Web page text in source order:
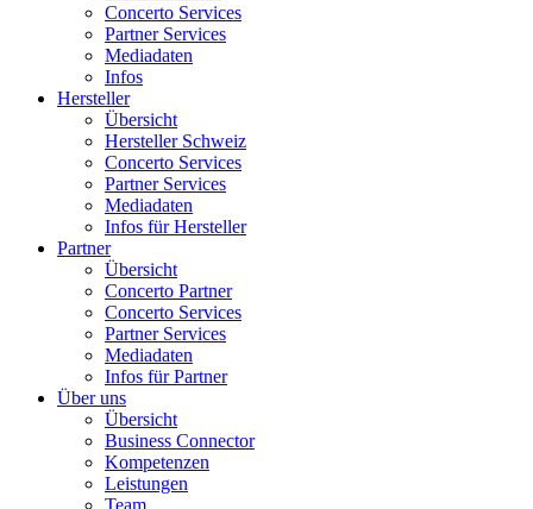
Concerto Services
Partner Services
Mediadaten
Infos
Hersteller
Übersicht
Hersteller Schweiz
Concerto Services
Partner Services
Mediadaten
Infos für Hersteller
Partner
Übersicht
Concerto Partner
Concerto Services
Partner Services
Mediadaten
Infos für Partner
Über uns
Übersicht
Business Connector
Kompetenzen
Leistungen
Team